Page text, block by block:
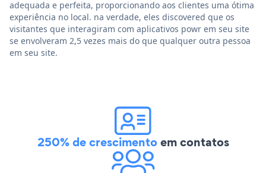
adequada e perfeita, proporcionando aos clientes uma ótima
experiência no local. na verdade, eles discovered que os
visitantes que interagiram com aplicativos powr em seu site
se envolveram 2,5 vezes mais do que qualquer outra pessoa
em seu site.
250% de crescimentoem contatos